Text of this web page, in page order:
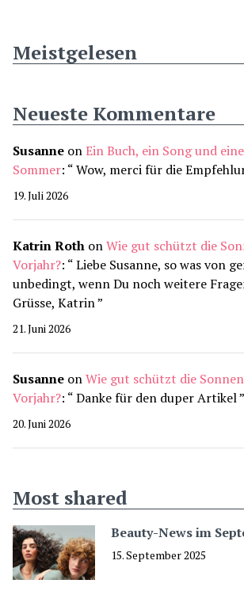
Meistgelesen
Neueste Kommentare
Susanne onEin Buch, ein Song und
Sommer: “Wow, merci für die
19. Juli 2026
Katrin Roth onWie gut schützt die
Vorjahr?: “Liebe Susanne, so was von
unbedingt, wenn Du noch weitere
Grüsse, Katrin”
21. Juni 2026
Susanne onWie gut schützt die
Vorjahr?: “Danke für den duper Artikel”
20. Juni 2026
Most shared
Beauty-News im
15. September 2025